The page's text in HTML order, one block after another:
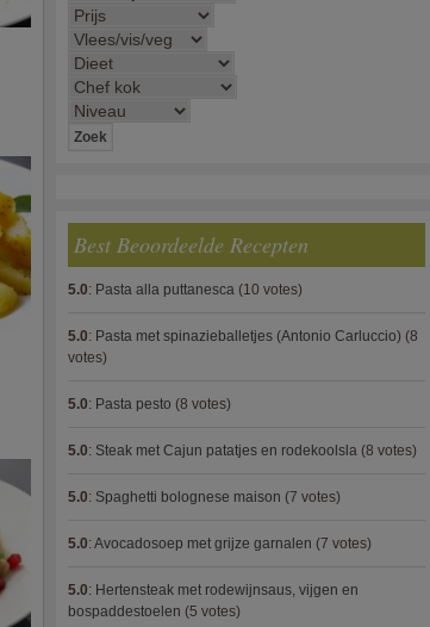
Best Beoordeelde Recepten
5.0: Pasta alla puttanesca (10 votes)
5.0: Pasta met spinazieballetjes (Antonio Carluccio) (8
votes)
5.0: Pasta pesto (8 votes)
5.0: Steak met Cajun patatjes en rodekoolsla (8 votes)
5.0: Spaghetti bolognese maison (7 votes)
5.0: Avocadosoep met grijze garnalen (7 votes)
5.0: Hertensteak met rodewijnsaus, vijgen en
bospaddestoelen (5 votes)